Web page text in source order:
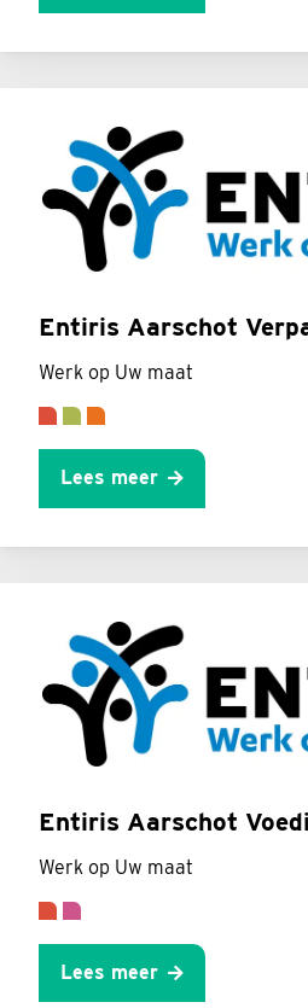
Entiris Aarschot
Werk op Uw maat
Lees meer
Entiris Aarschot
Werk op Uw maat
Lees meer